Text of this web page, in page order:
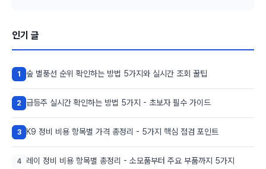
인기 글
1 숲 별풍선 순위 확인하는 방법 5가지와 실시간 조회 꿀팁
2 급등주 실시간 확인하는 방법 5가지 - 초보자 필수 가이드
3 K9 정비 비용 항목별 가격 총정리 - 5가지 핵심 점검 포인트
4 레이 정비 비용 항목별 총정리 - 소모품부터 주요 부품까지 5가지